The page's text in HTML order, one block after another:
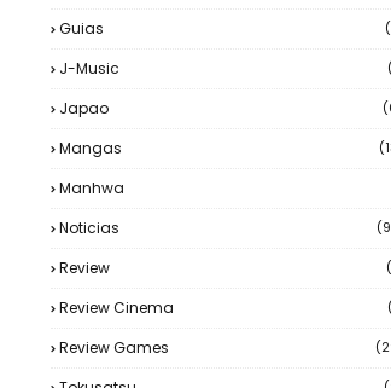
Guias
J-Music
Japao
Mangas
Manhwa
Noticias
Review
Review Cinema
Review Games